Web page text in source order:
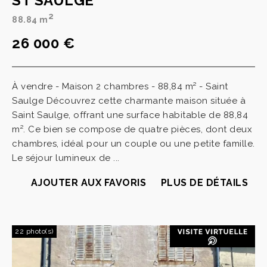
88.84 m2
26 000 €
À vendre - Maison 2 chambres - 88,84 m² - Saint
Saulge Découvrez cette charmante maison située à
Saint Saulge, offrant une surface habitable de 88,84
m². Ce bien se compose de quatre pièces, dont deux
chambres, idéal pour un couple ou une petite famille.
Le séjour lumineux de ...
AJOUTER AUX FAVORIS PLUS DE DÉTAILS
22 photo(s)